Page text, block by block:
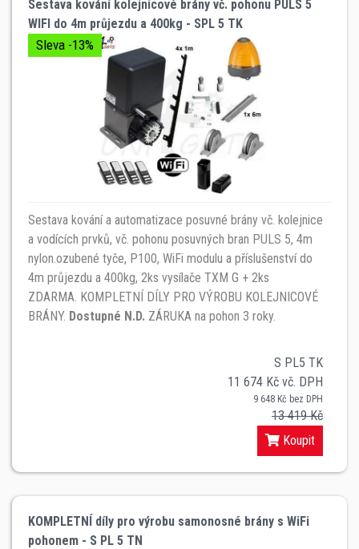
Sestava kování kolejnicové brány vč. pohonu PULS 5
WIFI do 4m průjezdu a 400kg - SPL 5 TK
Sleva -13%
Sestava kování a automatizace posuvné brány vč. kolejnice
a vodících prvků, vč. pohonu posuvných bran PULS 5, 4m
nylon.ozubené tyče, P100, WiFi modulu a příslušenství do
4m průjezdu a 400kg, 2ks vysílače TXM G + 2ks
ZDARMA. KOMPLETNÍ DÍLY PRO VÝROBU KOLEJNICOVÉ
BRÁNY. Dostupné N.D. ZÁRUKA na pohon 3 roky.
S PL5 TK
11 674 Kč vč. DPH
9 648 Kč bez DPH
13 419 Kč
Koupit
KOMPLETNÍ díly pro výrobu samonosné brány s WiFi
pohonem - S PL 5 TN